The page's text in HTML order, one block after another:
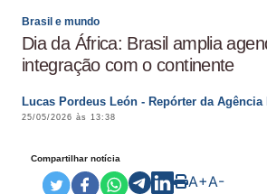
Brasil e mundo
Dia da África: Brasil amplia
integração com o continente
Lucas Pordeus León - Repórter da Agência
25/05/2026 às 13:38
Compartilhar notícia
A+A-